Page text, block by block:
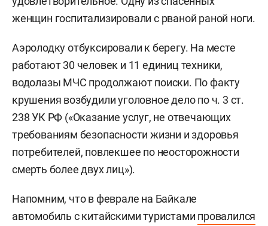
женщин госпитализировали с рваной раной ноги.
Аэролодку отбуксировали к берегу. На месте
работают 30 человек и 11 единиц техники,
водолазы МЧС продолжают поиски. По факту
крушения возбудили уголовное дело по ч. 3 ст.
238 УК РФ («Оказание услуг, не отвечающих
требованиям безопасности жизни и здоровья
потребителей, повлекшее по неосторожности
смерть более двух лиц»).
Напомним, что в феврале на Байкале
автомобиль с китайскими туристами провалился